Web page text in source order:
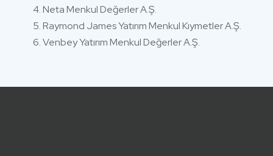
Neta Menkul Değerler A.Ş.
Raymond James Yatırım Menkul Kıymetler A.Ş.
Venbey Yatırım Menkul Değerler A.Ş.